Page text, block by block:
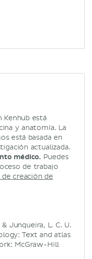
Kenhub está
y anatomía. La
está basada en
actualizada.
médico. Puedes
de trabajo
creación de
& Junqueira, L. C. U.
Text and atlas
McGraw-Hill